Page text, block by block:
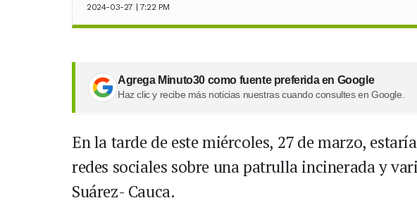
2024-03-27 | 7:22 PM
Agrega Minuto30 como fuente preferida en Google
Haz clic y recibe más noticias nuestras cuando consultes en Google.
En la tarde de este miércoles, 27 de marzo,
redes sociales sobre una patrulla incinerada y
Suárez- Cauca.